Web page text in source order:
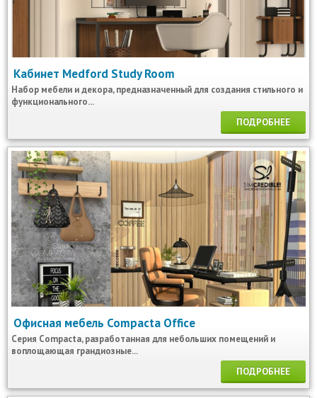
Кабинет Medford Study Room
Набор мебели и декора, предназначенный для создания стильного и
функционального...
ПОДРОБНЕЕ
Офисная мебель Compacta Office
Серия Compacta, разработанная для небольших помещений и
воплощающая грандиозные...
ПОДРОБНЕЕ